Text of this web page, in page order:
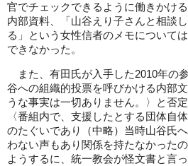
官でチェックできるように働きかけ
内部資料、「山谷えり子さんと相談
る」という女性信者のメモについて
できなかった。
また、有田氏が入手した2010年の
谷への組織的投票を呼びかける内部
うな事実は一切ありません。〉と否
〈番組内で、支援したとする団体自
のたぐいであり（中略）当時山谷氏
わない声もあり関係を持たなかった
ようするに、統一教会が怪文書と言